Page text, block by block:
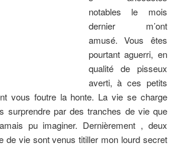
notables le mois
dernier m’ont
amusé. Vous êtes
pourtant aguerri, en
qualité de pisseux
averti, à ces petits
vous foutre la honte. La vie se charge
surprendre par des tranches de vie que
pu imaginer. Dernièrement , deux
de vie sont venus titiller mon lourd secret